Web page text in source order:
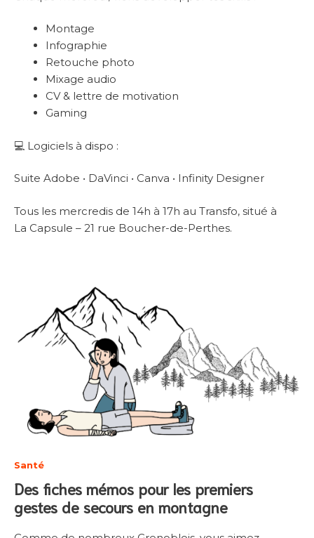
Montage
Infographie
Retouche photo
Mixage audio
CV & lettre de motivation
Gaming
💻 Logiciels à dispo :
Suite Adobe • DaVinci • Canva • Infinity Designer
Tous les mercredis de 14h à 17h au Transfo, situé à
La Capsule – 21 rue Boucher-de-Perthes.
Santé
Des fiches mémos pour les premiers
gestes de secours en montagne